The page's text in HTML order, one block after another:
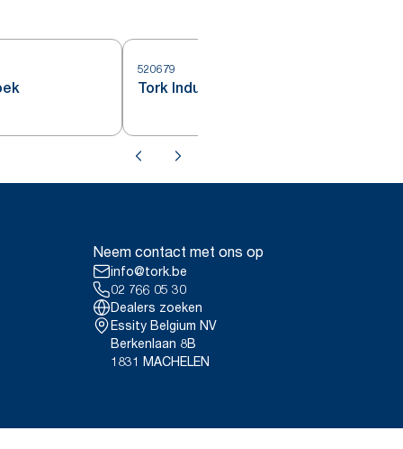
520679
Tork Industrial Reinigingsdoek
Neem contact met ons op
info@tork.be
02 766 05 30
Dealers zoeken
Essity Belgium NV
Berkenlaan 8B
1831 MACHELEN